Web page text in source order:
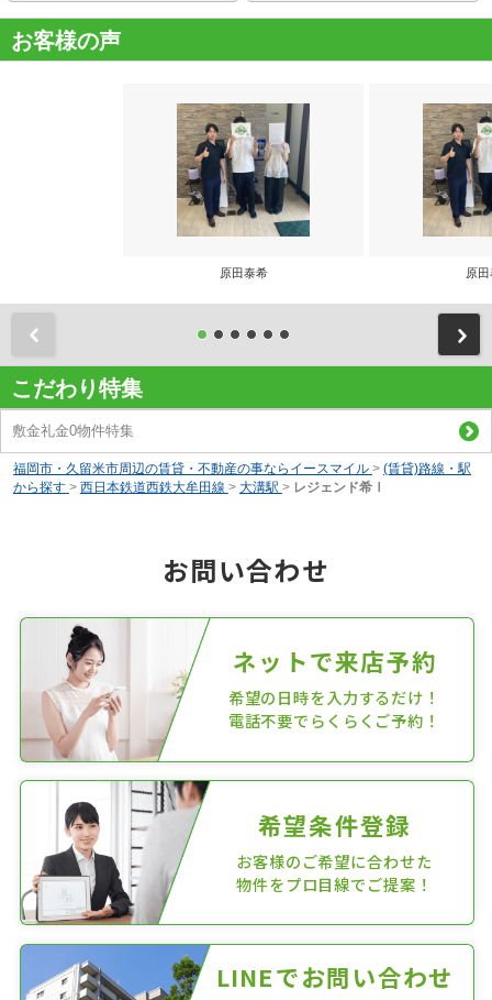
お客様の声
原田泰希 原
こだわり特集
敷金礼金0物件特集
福岡市・久留米市周辺の賃貸・不動産の事ならイースマイル > (賃貸)路線・駅
から探す > 西日本鉄道西鉄大牟田線 > 大溝駅 > レジェンド希Ⅰ
お問い合わせ
ネットで来店予約
希望の日時を入力するだけ！
電話不要でらくらくご予約！
希望条件登録
お客様のご希望に合わせた
物件をプロ目線でご提案！
LINEでお問い合わせ